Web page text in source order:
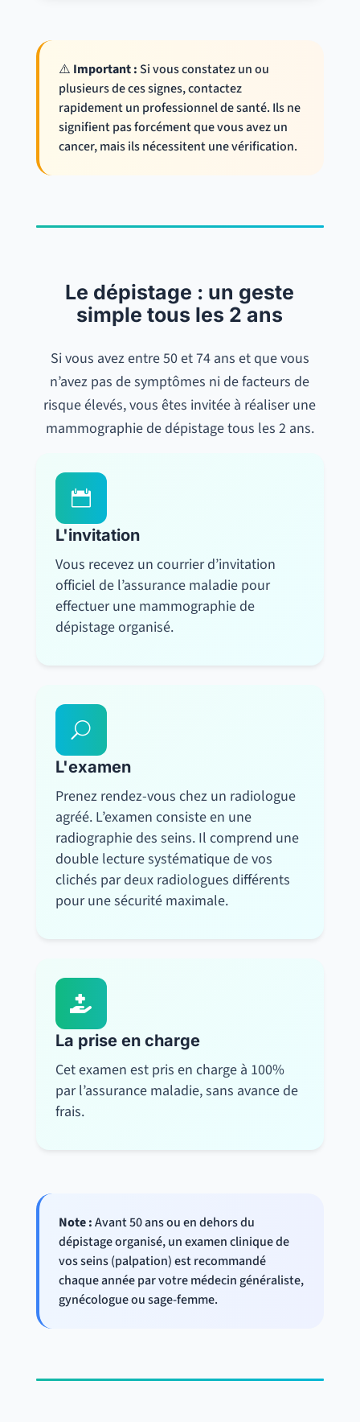
⚠️ Important :Si vous constatez un ou
plusieurs de ces signes, contactez
rapidement un professionnel de santé. Ils ne
signifient pas forcément que vous avez un
cancer, mais ils nécessitent une vérification.
Le dépistage : un geste
simple tous les 2 ans
Si vous avez entre 50 et 74 ans et que vous
n’avez pas de symptômes ni de facteurs de
risque élevés, vous êtes invitée à réaliser une
mammographie de dépistage tous les 2 ans.

L'invitation
Vous recevez un courrier d’invitation
officiel de l’assurance maladie pour
effectuer une mammographie de
dépistage organisé.
U
L'examen
Prenez rendez-vous chez un radiologue
agréé. L’examen consiste en une
radiographie des seins. Il comprend une
double lecture systématique de vos
clichés par deux radiologues différents
pour une sécurité maximale.

La prise en charge
Cet examen est pris en charge à 100%
par l’assurance maladie, sans avance de
frais.
Note :Avant 50 ans ou en dehors du
dépistage organisé, un examen clinique de
vos seins (palpation) est recommandé
chaque année par votre médecin généraliste,
gynécologue ou sage-femme.